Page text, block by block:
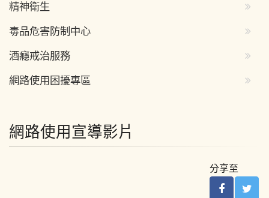
精神衛生
毒品危害防制中心
酒癮戒治服務
網路使用困擾專區
網路使用宣導影片
分享至